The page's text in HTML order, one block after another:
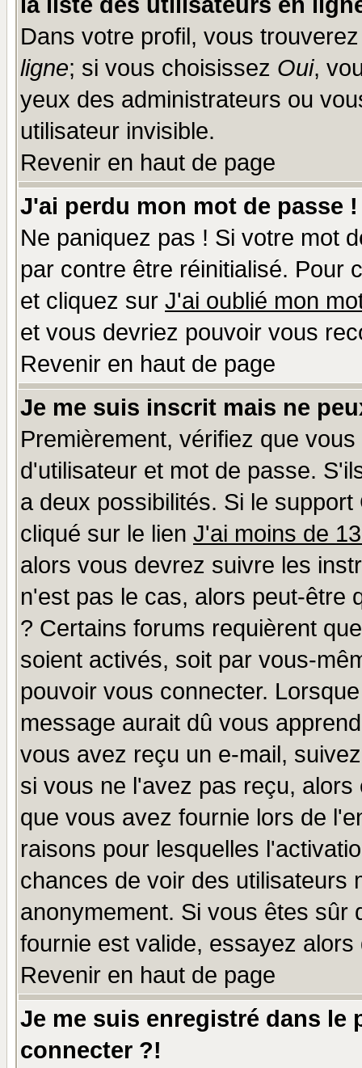
Dans votre profil, vous
ligne; si vous choisissez Oui,
yeux des administrateurs ou
utilisateur invisible.
Revenir en haut de page
J'ai perdu mon mot de passe !
Ne paniquez pas ! Si votre mot
par contre être réinitialisé. Pour
et cliquez sur J'ai oublié mon
et vous devriez pouvoir vous
Revenir en haut de page
Je me suis inscrit mais ne
Premièrement, vérifiez que
d'utilisateur et mot de passe.
a deux possibilités. Si le
cliqué sur le lien J'ai moins de
alors vous devrez suivre les
n'est pas le cas, alors peut-être
? Certains forums requièrent
soient activés, soit par vous-
pouvoir vous connecter.
message aurait dû vous
vous avez reçu un e-mail,
si vous ne l'avez pas reçu,
que vous avez fournie lors de
raisons pour lesquelles
chances de voir des utilisateurs
anonymement. Si vous êtes sûr
fournie est valide, essayez
Revenir en haut de page
Je me suis enregistré dans le
connecter ?!